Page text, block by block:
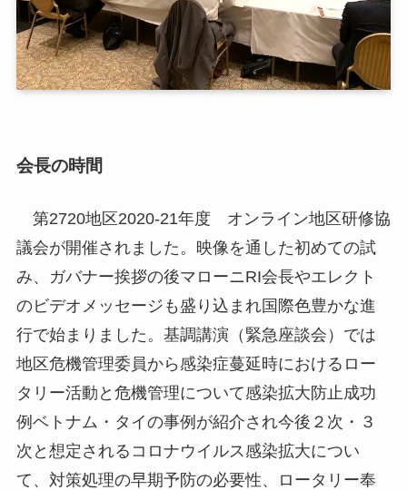
会長の時間
第2720地区2020-21年度 オンライン地区研修協
議会が開催されました。映像を通した初めての試
み、ガバナー挨拶の後マローニRI会長やエレクト
のビデオメッセージも盛り込まれ国際色豊かな進
行で始まりました。基調講演（緊急座談会）では
地区危機管理委員から感染症蔓延時におけるロー
タリー活動と危機管理について感染拡大防止成功
例ベトナム・タイの事例が紹介され今後２次・３
次と想定されるコロナウイルス感染拡大につい
て、対策処理の早期予防の必要性、ロータリー奉